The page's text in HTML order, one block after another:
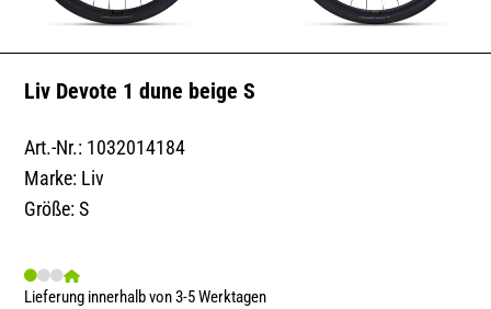
Liv Devote 1 dune beige S
Art.-Nr.: 1032014184
Marke: Liv
Größe: S
Lieferung innerhalb von 3-5 Werktagen